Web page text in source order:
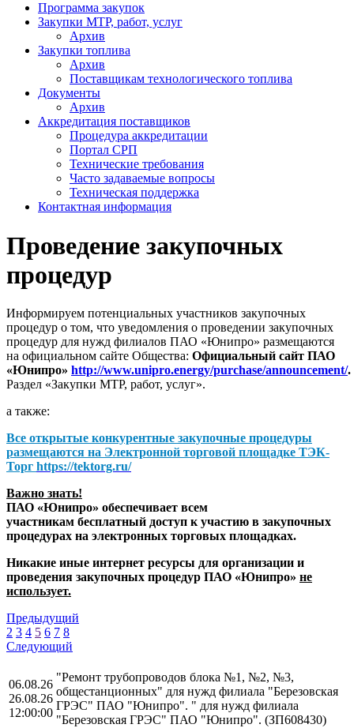
Программа закупок
Закупки МТР, работ, услуг
Архив
Закупки топлива
Архив
Поставщикам технологического топлива
Документы
Архив
Аккредитация поставщиков
Процедура аккредитации
Портал СРП
Технические требования
Часто задаваемые вопросы
Техническая поддержка
Контактная информация
Проведение закупочных
процедур
Информируем потенциальных участников закупочных
процедур о том, что уведомления о проведении закупочных
процедур для нужд филиалов ПАО «Юнипро» размещаются
на официальном сайте Общества: Официальный сайт ПАО
«Юнипро» http://www.unipro.energy/purchase/announcement/.
Раздел «Закупки МТР, работ, услуг».
а также:
Все открытые конкурентные закупочные процедуры
размещаются на Электронной торговой площадке ТЭК-
Торг https://tektorg.ru/
Важно знать!
ПАО «Юнипро» обеспечивает всем
участникам бесплатный доступ к участию в закупочных
процедурах на электронных торговых площадках.
Никакие иные интернет ресурсы для организации и
проведения закупочных процедур ПАО «Юнипро» не
использует.
Предыдущий
2 3 4 5 6 7 8
Следующий
06.08.26
26.08.26
12:00:00
"Ремонт трубопроводов блока №1, №2, №3,
общестанционных" для нужд филиала "Березовская
ГРЭС" ПАО "Юнипро". " для нужд филиала
"Березовская ГРЭС" ПАО "Юнипро". (ЗП608430)